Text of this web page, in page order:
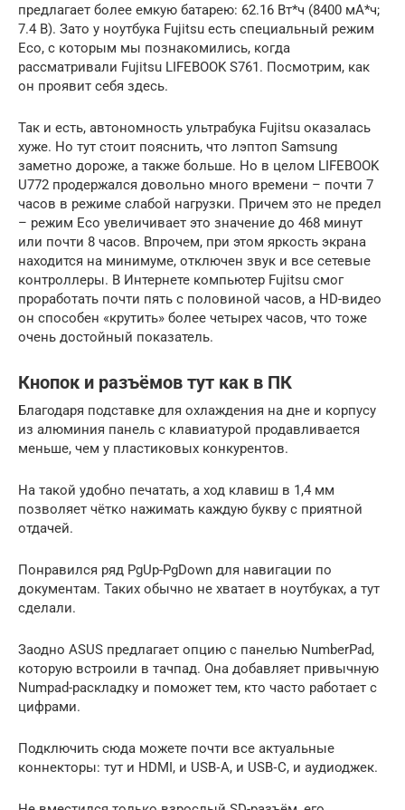
предлагает более емкую батарею: 62.16 Вт*ч (8400 мА*ч;
7.4 В). Зато у ноутбука Fujitsu есть специальный режим
Eco, с которым мы познакомились, когда
рассматривали Fujitsu LIFEBOOK S761. Посмотрим, как
он проявит себя здесь.
Так и есть, автономность ультрабука Fujitsu оказалась
хуже. Но тут стоит пояснить, что лэптоп Samsung
заметно дороже, а также больше. Но в целом LIFEBOOK
U772 продержался довольно много времени – почти 7
часов в режиме слабой нагрузки. Причем это не предел
– режим Eco увеличивает это значение до 468 минут
или почти 8 часов. Впрочем, при этом яркость экрана
находится на минимуме, отключен звук и все сетевые
контроллеры. В Интернете компьютер Fujitsu смог
проработать почти пять с половиной часов, а HD-видео
он способен «крутить» более четырех часов, что тоже
очень достойный показатель.
Кнопок и разъёмов тут как в ПК
Благодаря подставке для охлаждения на дне и корпусу
из алюминия панель с клавиатурой продавливается
меньше, чем у пластиковых конкурентов.
На такой удобно печатать, а ход клавиш в 1,4 мм
позволяет чётко нажимать каждую букву с приятной
отдачей.
Понравился ряд PgUp-PgDown для навигации по
документам. Таких обычно не хватает в ноутбуках, а тут
сделали.
Заодно ASUS предлагает опцию с панелью NumberPad,
которую встроили в тачпад. Она добавляет привычную
Numpad-раскладку и поможет тем, кто часто работает с
цифрами.
Подключить сюда можете почти все актуальные
коннекторы: тут и HDMI, и USB‑A, и USB‑C, и аудиоджек.